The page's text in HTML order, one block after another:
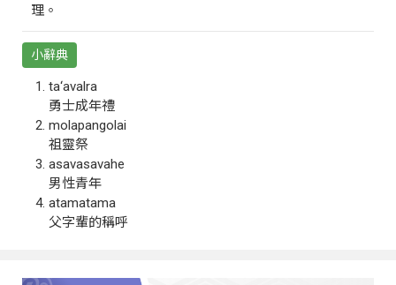
理。
小辭典
ta‘avalra
勇士成年禮
molapangolai
祖靈祭
asavasavahe
男性青年
atamatama
父字輩的稱呼